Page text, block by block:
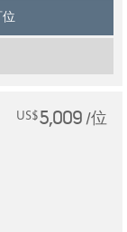
位
US$5,009 /位